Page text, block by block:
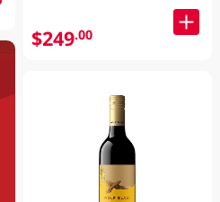
$249.00